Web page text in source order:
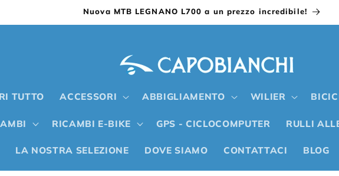
Nuova MTB LEGNANO L700 a un prezzo incredibile!
TUTTO ACCESSORI ABBIGLIAMENTO WILIER
RICAMBI E-BIKE GPS - CICLOCOMPUTER RULLI
LA NOSTRA SELEZIONE DOVE SIAMO CONTATTACI BLOG